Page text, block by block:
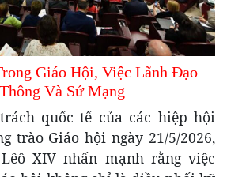
Giáo Hội, Việc Lãnh Đạo
Và Sứ Mạng
quốc tế của các hiệp hội
trào Giáo hội ngày 21/5/2026,
XIV nhấn mạnh rằng việc